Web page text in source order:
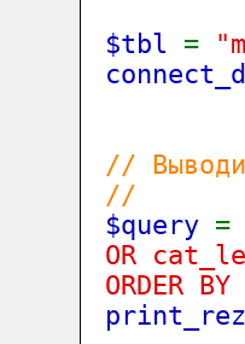
$tbl =
//
//
$query =
OR
ORDER
print_rez